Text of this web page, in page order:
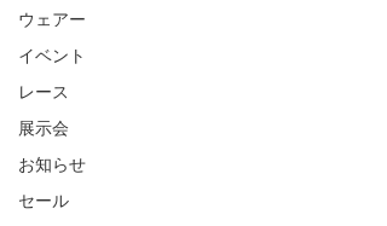
ウェアー
イベント
レース
展示会
お知らせ
セール